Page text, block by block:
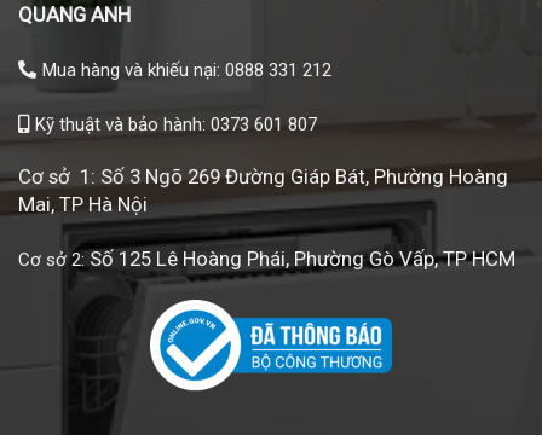
QUANG ANH
Mua hàng và khiếu nại: 0888 331 212
Kỹ thuật và bảo hành: 0373 601 807
Cơ sở 1: Số 3 Ngõ 269 Đường Giáp Bát, Phường Hoàng
Mai, TP Hà Nội
Cơ sở 2: Số 125 Lê Hoàng Phái, Phường Gò Vấp, TP HCM